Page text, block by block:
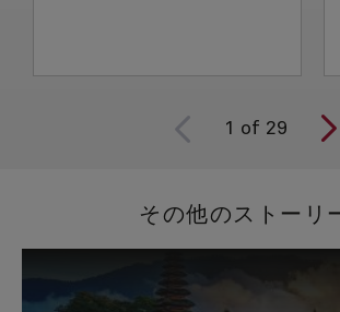
1 of 29
その他のストーリ